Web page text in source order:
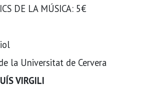
DE LA MÚSICA: 5€
la Universitat de Cervera
VIRGILI